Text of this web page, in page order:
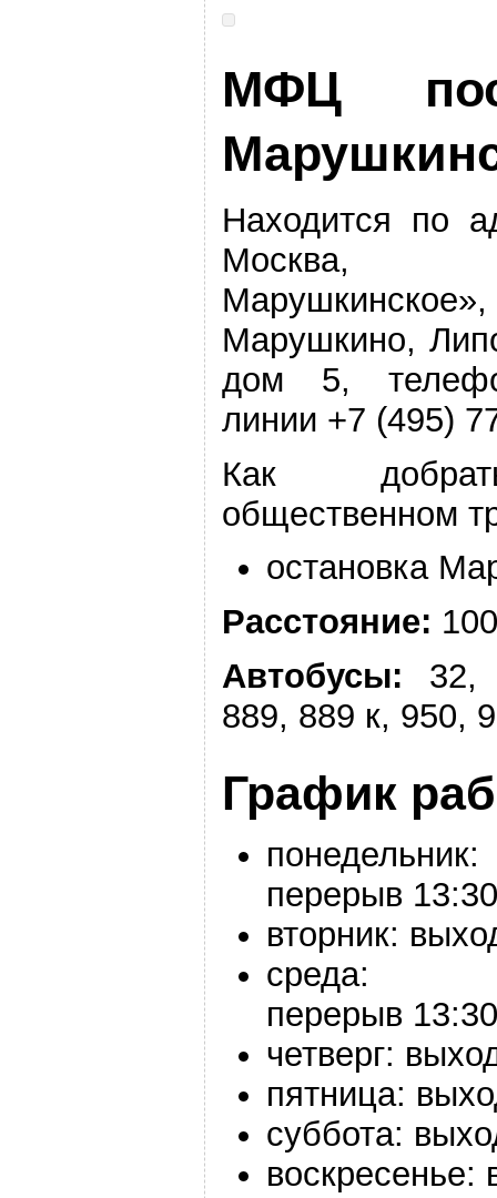
МФЦ
Находится по
Москва,
Марушкино,
дом 5,
линии +7 (495)
Как
общественном
остановка
Расстояние:
Автобусы:
889, 889 к, 950,
График
понедельник:
перерыв
вторник:
среда:
перерыв
четверг:
пятница:
суббота:
воскресенье: